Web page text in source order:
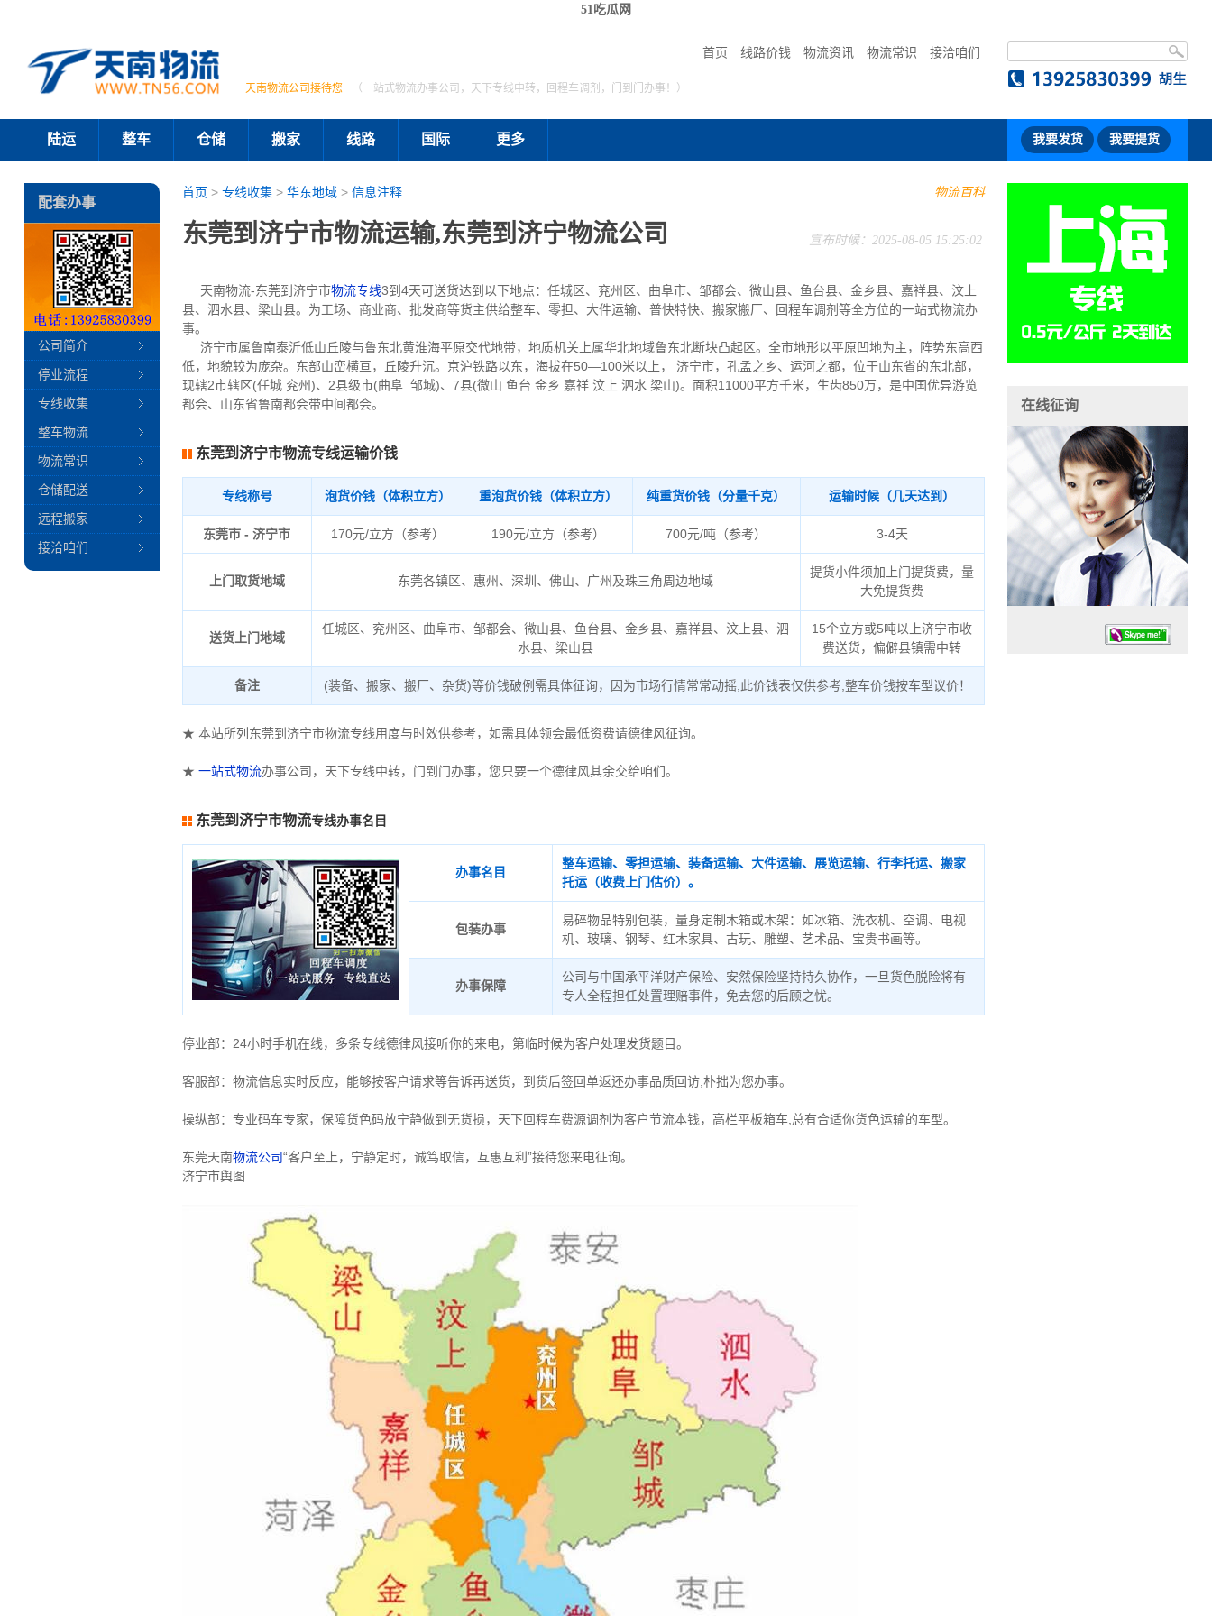
51吃瓜网
首页 线路价钱 物流资讯 物流常识 接洽咱们
天南物流公司接待您 （一站式物流办事公司，天下专线中转，回程车调剂，门到门办事！）
陆运 整车 仓储 搬家 线路 国际 更多 我要发货 我要提货
物流百科
首页 > 专线收集> 华东地域> 信息注释
东莞到济宁市物流运输,东莞到济宁物流公司 宣布时候：2025-08-05 15:25:02
天南物流-东莞到济宁市物流专线3到4天可送货达到以下地点：任城区、兖州区、曲阜市、邹都会、微山县、鱼台县、金乡县、嘉祥县、汶上
县、泗水县、梁山县。为工场、商业商、批发商等货主供给整车、零担、大件运输、普快特快、搬家搬厂、回程车调剂等全方位的一站式物流办
事。
济宁市属鲁南泰沂低山丘陵与鲁东北黄淮海平原交代地带，地质机关上属华北地域鲁东北断块凸起区。全市地形以平原凹地为主，阵势东高西
低，地貌较为庞杂。东部山峦横亘，丘陵升沉。京沪铁路以东，海拔在50—100米以上， 济宁市，孔孟之乡、运河之都，位于山东省的东北部，
现辖2市辖区(任城 兖州)、2县级市(曲阜 邹城)、7县(微山 鱼台 金乡 嘉祥 汶上 泗水 梁山)。面积11000平方千米，生齿850万，是中国优异游览
都会、山东省鲁南都会带中间都会。
东莞到济宁市物流专线运输价钱
专线称号 泡货价钱（体积立方） 重泡货价钱（体积立方） 纯重货价钱（分量千克） 运输时候（几天达到）
东莞市 - 济宁市 170元/立方（参考） 190元/立方（参考） 700元/吨（参考） 3-4天
上门取货地域 东莞各镇区、惠州、深圳、佛山、广州及珠三角周边地域
提货小件须加上门提货费，量
大免提货费
送货上门地域
任城区、兖州区、曲阜市、邹都会、微山县、鱼台县、金乡县、嘉祥县、汶上县、泗
水县、梁山县
15个立方或5吨以上济宁市收
费送货，偏僻县镇需中转
备注 (装备、搬家、搬厂、杂货)等价钱破例需具体征询，因为市场行情常常动摇,此价钱表仅供参考,整车价钱按车型议价！
★ 本站所列东莞到济宁市物流专线用度与时效供参考，如需具体领会最低资费请德律风征询。
★ 一站式物流办事公司，天下专线中转，门到门办事，您只要一个德律风其余交给咱们。
东莞到济宁市物流专线办事名目
办事名目
整车运输、零担运输、装备运输、大件运输、展览运输、行李托运、搬家
托运（收费上门估价）。
包装办事
易碎物品特别包装，量身定制木箱或木架：如冰箱、洗衣机、空调、电视
机、玻璃、钢琴、红木家具、古玩、雕塑、艺术品、宝贵书画等。
办事保障
公司与中国承平洋财产保险、安然保险坚持持久协作，一旦货色脱险将有
专人全程担任处置理赔事件，免去您的后顾之忧。
停业部：24小时手机在线，多条专线德律风接听你的来电，第临时候为客户处理发货题目。
客服部：物流信息实时反应，能够按客户请求等告诉再送货，到货后签回单返还办事品质回访,朴拙为您办事。
操纵部：专业码车专家，保障货色码放宁静做到无货损，天下回程车费源调剂为客户节流本钱，高栏平板箱车,总有合适你货色运输的车型。
东莞天南物流公司“客户至上，宁静定时，诚笃取信，互惠互利”接待您来电征询。
济宁市舆图
配套办事
公司简介
停业流程
专线收集
整车物流
物流常识
仓储配送
远程搬家
接洽咱们
在线征询